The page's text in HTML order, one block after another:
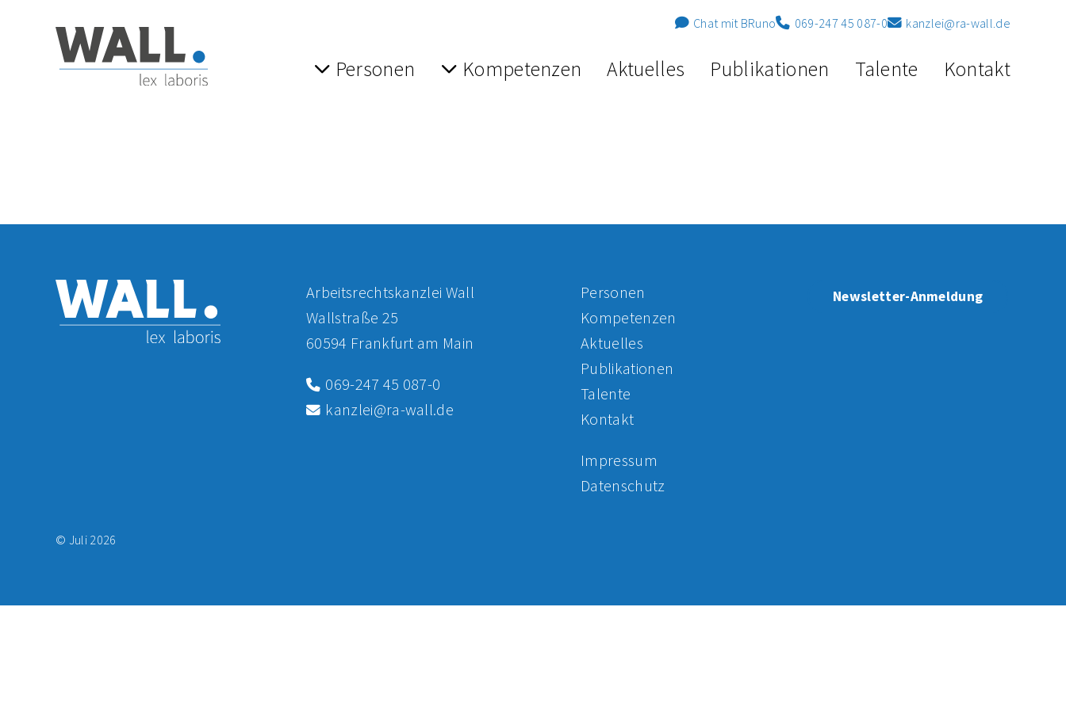
Zum Hauptinhalt der Seite springen
Zur Startseite navigieren
Chat mit BRuno 069-247 45 087-0 kanzlei@ra-wall.de
Personen Kompetenzen Aktuelles Publikationen Talente Kontakt
Arbeitsrechtskanzlei Wall
Wallstraße 25
60594 Frankfurt am Main
069-247 45 087-0
kanzlei@ra-wall.de
Personen
Kompetenzen
Aktuelles
Publikationen
Talente
Kontakt
Impressum
Datenschutz
Newsletter-Anmeldung
© Juli 2026